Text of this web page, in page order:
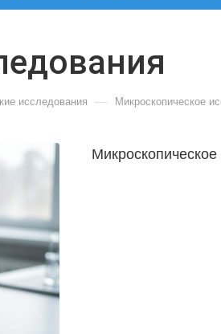
исследования — Микроскопическое